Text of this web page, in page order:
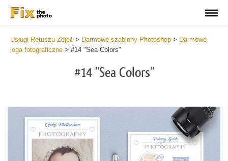
Usługi Retuszu Zdjęć > Darmowe szablony Photoshop > Darmowe
loga fotograficzne > #14 "Sea Colors"
#14 "Sea Colors"